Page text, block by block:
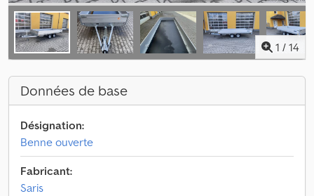
1 / 14
Données de base
Désignation:
Benne ouverte
Fabricant:
Saris